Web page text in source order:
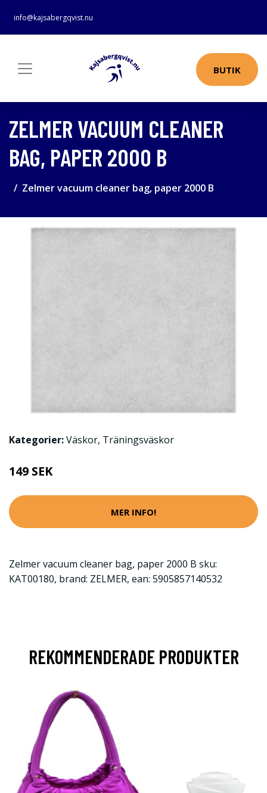
info@kajsabergqvist.nu
BUTIK
ZELMER VACUUM CLEANER
BAG, PAPER 2000 B
Zelmer vacuum cleaner bag, paper 2000 B
Kategorier:Väskor, Träningsväskor
149 SEK
MER INFO!
Zelmer vacuum cleaner bag, paper 2000 B sku:
KAT00180, brand: ZELMER, ean: 5905857140532
REKOMMENDERADE PRODUKTER